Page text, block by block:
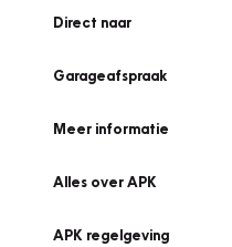
Direct naar
Garageafspraak
Meer informatie
Alles over APK
APK regelgeving